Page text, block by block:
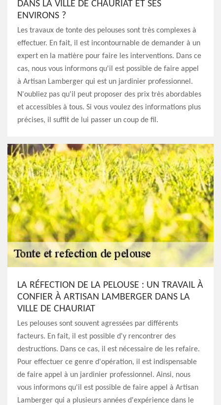
DANS LA VILLE DE CHAURIAT ET SES
ENVIRONS ?
Les travaux de tonte des pelouses sont très complexes à
effectuer. En fait, il est incontournable de demander à un
expert en la matière pour faire les interventions. Dans ce
cas, nous vous informons qu'il est possible de faire appel
à Artisan Lamberger qui est un jardinier professionnel.
N'oubliez pas qu'il peut proposer des prix très abordables
et accessibles à tous. Si vous voulez des informations plus
précises, il suffit de lui passer un coup de fil.
LA RÉFECTION DE LA PELOUSE : UN TRAVAIL À
CONFIER À ARTISAN LAMBERGER DANS LA
VILLE DE CHAURIAT
Les pelouses sont souvent agressées par différents
facteurs. En fait, il est possible d'y rencontrer des
destructions. Dans ce cas, il est nécessaire de les refaire.
Pour effectuer ce genre d'opération, il est indispensable
de faire appel à un jardinier professionnel. Ainsi, nous
vous informons qu'il est possible de faire appel à Artisan
Lamberger qui a plusieurs années d'expérience dans le